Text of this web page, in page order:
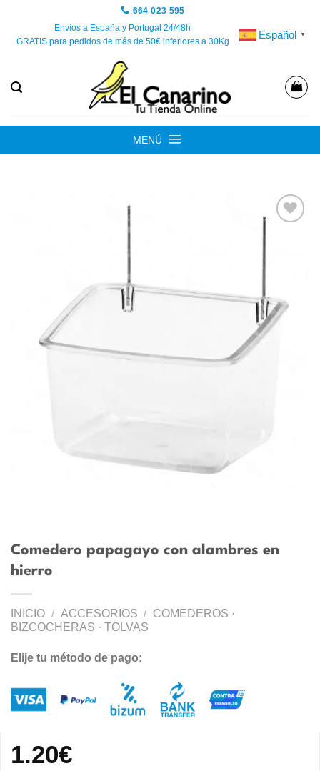
contenido
664 023 595
Envíos a España y Portugal 24/48h
GRATIS para pedidos de más de 50€ inferiores a 30Kg
Español ▼
MENÚ
deseos
Comedero papagayo con alambres en
hierro
INICIO / ACCESORIOS / COMEDEROS ·
BIZCOCHERAS · TOLVAS
Elije tu método de pago:
1.20€